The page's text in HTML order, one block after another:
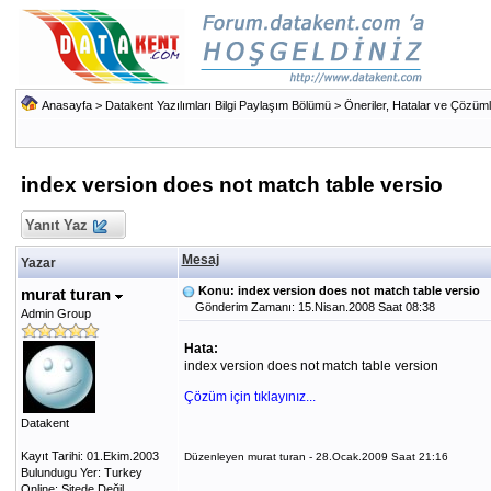
Anasayfa> Datakent Yazılımları Bilgi Paylaşım Bölümü> Öneriler, Hatalar ve
index version does not match table versio
Yanıt Yaz
Yazar Mesaj
murat turan
Admin Group
Datakent
Kayıt Tarihi: 01.Ekim.2003
Bulundugu Yer: Turkey
Konu: index version does not match table versio
Gönderim Zamanı: 15.Nisan.2008 Saat 08:38
Hata:
index version does not match table version
Çözüm için tıklayınız...
Düzenleyen murat turan - 28.Ocak.2009 Saat 21:16